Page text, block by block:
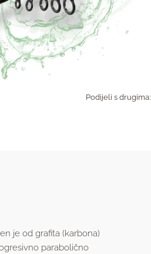
Podijeli s drugima:
je od grafita (karbona)
parabolično